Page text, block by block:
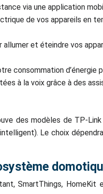
via une application
de vos appareils en
allumer et éteindre vos
consommation
à la voix grâce à des
des modèles de TP-
Le choix
SmartThings,